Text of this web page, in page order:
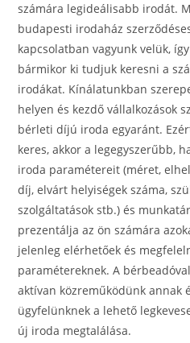
számára legideálisabb irodát.
budapesti irodaház
kapcsolatban vagyunk velük,
bármikor ki tudjuk keresni a
irodákat. Kínálatunkban
helyen és kezdő vállalkozások
bérleti díjú iroda egyaránt.
keres, akkor a legegyszerűbb,
iroda paramétereit (méret,
díj, elvárt helyiségek száma,
szolgáltatások stb.) és
prezentálja az ön számára
jelenleg elérhetőek és
paramétereknek. A
aktívan közreműködünk annak
ügyfelünknek a lehető
új iroda megtalálása.